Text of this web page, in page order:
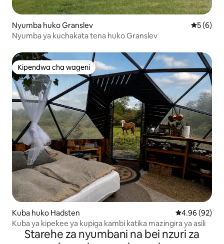
Nyumba huko Granslev
5 (6)
Nyumba ya kuchakata tena huko Granslev
Kipendwa cha wageni
Kipendwa cha wageni
Kuba huko Hadsten Ukadiriaji wa
4.96 (92)
Kuba ya kipekee ya kupiga kambi katika mazingira ya asili
Starehe za nyumbani na bei nzuri za